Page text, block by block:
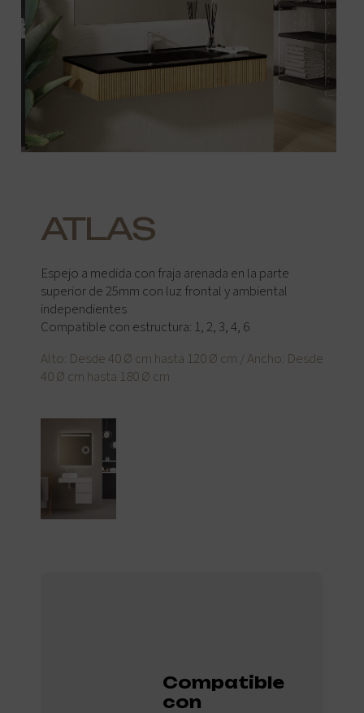
ATLAS
Espejo a medida con fraja arenada en la parte
superior de 25mm con luz frontal y ambiental
independientes
Compatible con estructura: 1, 2, 3, 4, 6
Alto: Desde 40 Ø cm hasta 120 Ø cm / Ancho: Desde
40 Ø cm hasta 180 Ø cm
Compatible
con